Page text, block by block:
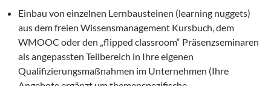
Einbau von einzelnen Lernbausteinen (learning nuggets)
aus dem freien Wissensmanagement Kursbuch, dem
WMOOC oder den „flipped classroom“ Präsenzseminaren
als angepassten Teilbereich in Ihre eigenen
Qualifizierungsmaßnahmen im Unternehmen (Ihre